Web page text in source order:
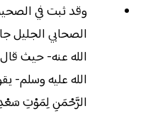
وقد ثبت في
الصحابي الجليل
الله عنه- حيث
الله عليه وسلم-
الرَّحْمَنِ لِمَوْتِ